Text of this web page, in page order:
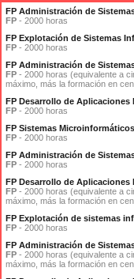
FP Administración de
FP - 2000 horas
FP Explotación de Sistemas
FP - 2000 horas
FP Administración de
FP - 2000 horas (equivalente a
máximo, más la formación en
FP Desarrollo de Aplicaciones
FP - 2000 horas
FP Sistemas
FP - 2000 horas
FP Administración de
FP - 2000 horas
FP Desarrollo de Aplicaciones
FP - 2000 horas (equivalente a
máximo, más la formación en
FP Explotación de sistemas
FP - 2000 horas
FP Administración de
FP - 2000 horas (equivalente a
máximo, más la formación en